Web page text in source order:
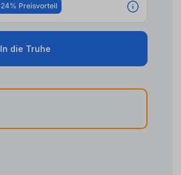
24% Preisvorteil
In die Truhe